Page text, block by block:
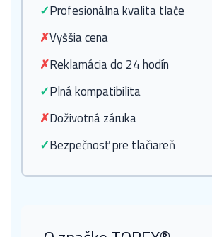
✓Profesionálna kvalita tlače
✗Vyššia cena
✗Reklamácia do 24 hodín
✓Plná kompatibilita
✗Doživotná záruka
✓Bezpečnosť pre tlačiareň